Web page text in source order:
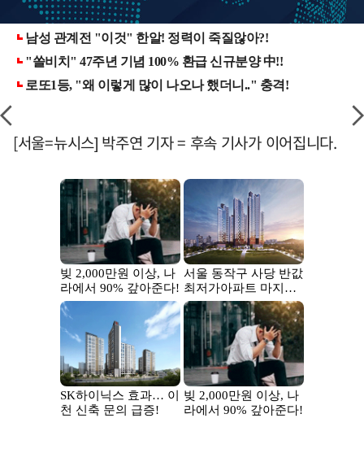
[서울=뉴시스] 박주연 기자 = 후속 기사가 이어집니다.